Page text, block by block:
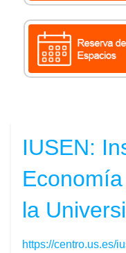
IUSEN:
la
https://centro.us.es/